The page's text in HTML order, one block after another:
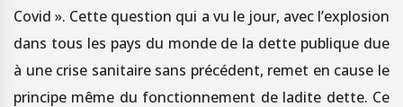
Covid ». Cette question qui a vu le jour, avec l’explosion
dans tous les pays du monde de la dette publique due
à une crise sanitaire sans précédent, remet en cause le
principe même du fonctionnement de ladite dette. Ce